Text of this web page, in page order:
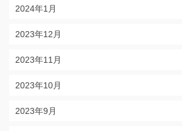
2024年1月
2023年12月
2023年11月
2023年10月
2023年9月